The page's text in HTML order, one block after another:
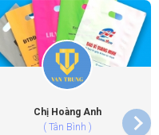
Tín Chất Lượng TP.HCM –
Chị Hoàng Anh
( Tân Bình )